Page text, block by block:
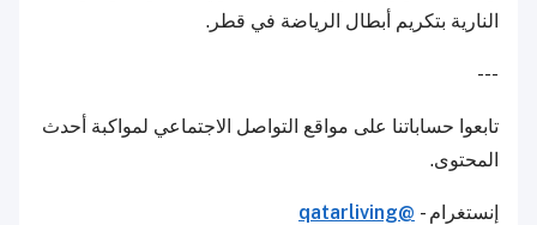
النارية بتكريم أبطال الرياضة في قطر.
---
تابعوا حساباتنا على مواقع التواصل الاجتماعي لمواكبة أحدث
المحتوى.
إنستغرام - @qatarliving